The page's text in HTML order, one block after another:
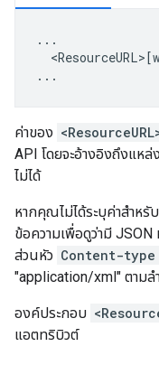
...
...
ค่าของ
API โดยจะอ้างอิงถึงแห
ไม่ได้
หากคุณไม่ได้ระบุค่าสำหรับ
ข้อความเพื่อดูว่ามี
ส่วนหัว Content-type
"application/xml" ตามล
องค์ประกอบ
แอตทริบิวต์